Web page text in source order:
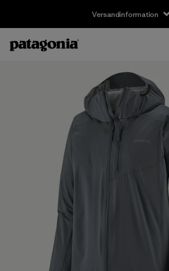
Versandinformation